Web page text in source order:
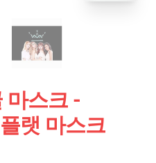
마스크 -
랫 마스크